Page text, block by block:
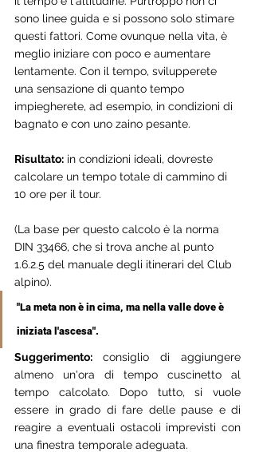
sono linee guida e si possono solo stimare
questi fattori. Come ovunque nella vita, è
meglio iniziare con poco e aumentare
lentamente. Con il tempo, svilupperete
una sensazione di quanto tempo
impiegherete, ad esempio, in condizioni di
bagnato e con uno zaino pesante.
Risultato: in condizioni ideali, dovreste
calcolare un tempo totale di cammino di
10 ore per il tour.
(La base per questo calcolo è la norma
DIN 33466, che si trova anche al punto
1.6.2.5 del manuale degli itinerari del Club
alpino).
"La meta non è in cima, ma nella valle dove è
iniziata l'ascesa".
Suggerimento: consiglio di aggiungere
almeno un'ora di tempo cuscinetto al
tempo calcolato. Dopo tutto, si vuole
essere in grado di fare delle pause e di
reagire a eventuali ostacoli imprevisti con
una finestra temporale adeguata.